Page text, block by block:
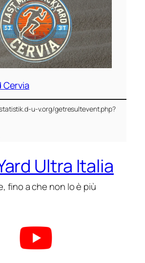
Cervia
u-v.org/getresultevent.php?
Ultra Italia
fino a che non lo è più